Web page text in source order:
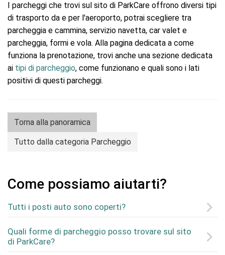
I parcheggi che trovi sul sito di ParkCare offrono diversi tipi
di trasporto da e per l'aeroporto, potrai scegliere tra
parcheggia e cammina, servizio navetta, car valet e
parcheggia, formi e vola. Alla pagina dedicata a come
funziona la prenotazione, trovi anche una sezione dedicata
ai tipi di parcheggio, come funzionano e quali sono i lati
positivi di questi parcheggi.
Torna alla panoramica
Tutto dalla categoria Parcheggio
Come possiamo aiutarti?
Tutti i posti auto sono coperti?
Quali forme di parcheggio posso trovare sul sito
di ParkCare?